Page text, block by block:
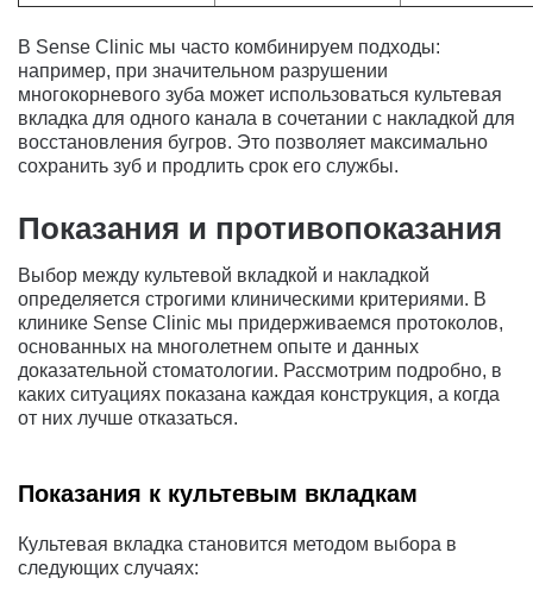
В Sense Clinic мы часто комбинируем подходы:
например, при значительном разрушении
многокорневого зуба может использоваться культевая
вкладка для одного канала в сочетании с накладкой для
восстановления бугров. Это позволяет максимально
сохранить зуб и продлить срок его службы.
Показания и противопоказания
Выбор между культевой вкладкой и накладкой
определяется строгими клиническими критериями. В
клинике Sense Clinic мы придерживаемся протоколов,
основанных на многолетнем опыте и данных
доказательной стоматологии. Рассмотрим подробно, в
каких ситуациях показана каждая конструкция, а когда
от них лучше отказаться.
Показания к культевым вкладкам
Культевая вкладка становится методом выбора в
следующих случаях: